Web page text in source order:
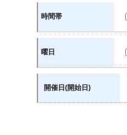
時間帯
曜日
開催日(開始日)